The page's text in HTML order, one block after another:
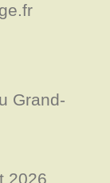
Grand-
2026